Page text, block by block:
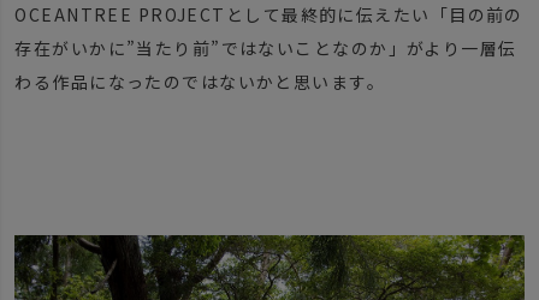
OCEANTREE PROJECTとして最終的に伝えたい「目の前の
存在がいかに”当たり前”ではないことなのか」がより一層伝
わる作品になったのではないかと思います。